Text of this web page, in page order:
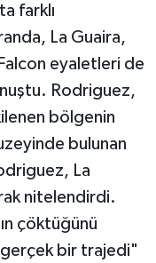
farklı
La Guaira,
eyaletleri de
Rodriguez,
bölgenin
bulunan
La
nitelendirdi.
çöktüğünü
bir trajedi"